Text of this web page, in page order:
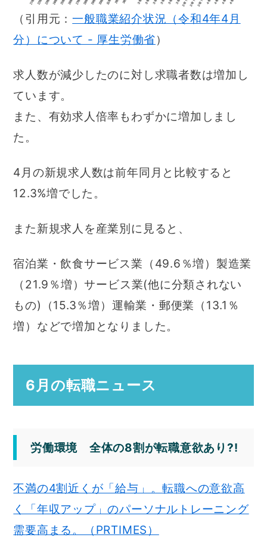
（引用元：一般職業紹介状況（令和4年4月
分）について - 厚生労働省）
求人数が減少したのに対し求職者数は増加し
ています。
また、有効求人倍率もわずかに増加しまし
た。
4月の新規求人数は前年同月と比較すると
12.3%増でした。
また新規求人を産業別に見ると、
宿泊業・飲食サービス業（49.6％増）製造業
（21.9％増）サービス業(他に分類されない
もの)（15.3％増）運輸業・郵便業（13.1％
増）などで増加となりました。
6月の転職ニュース
労働環境 全体の8割が転職意欲あり?!
不満の4割近くが「給与」。転職への意欲高
く「年収アップ」のパーソナルトレーニング
需要高まる。（PRTIMES）